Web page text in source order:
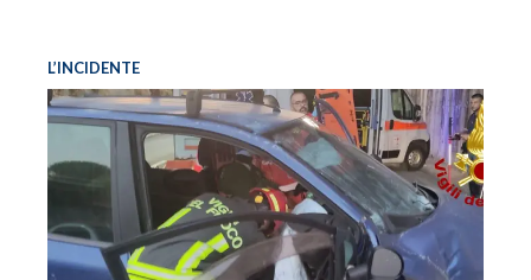
L’INCIDENTE